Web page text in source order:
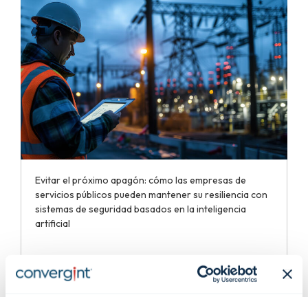
Evitar el próximo apagón: cómo las empresas de
servicios públicos pueden mantener su resiliencia con
sistemas de seguridad basados en la inteligencia
artificial